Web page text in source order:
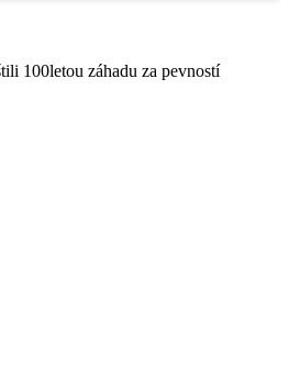
100letou záhadu za pevností